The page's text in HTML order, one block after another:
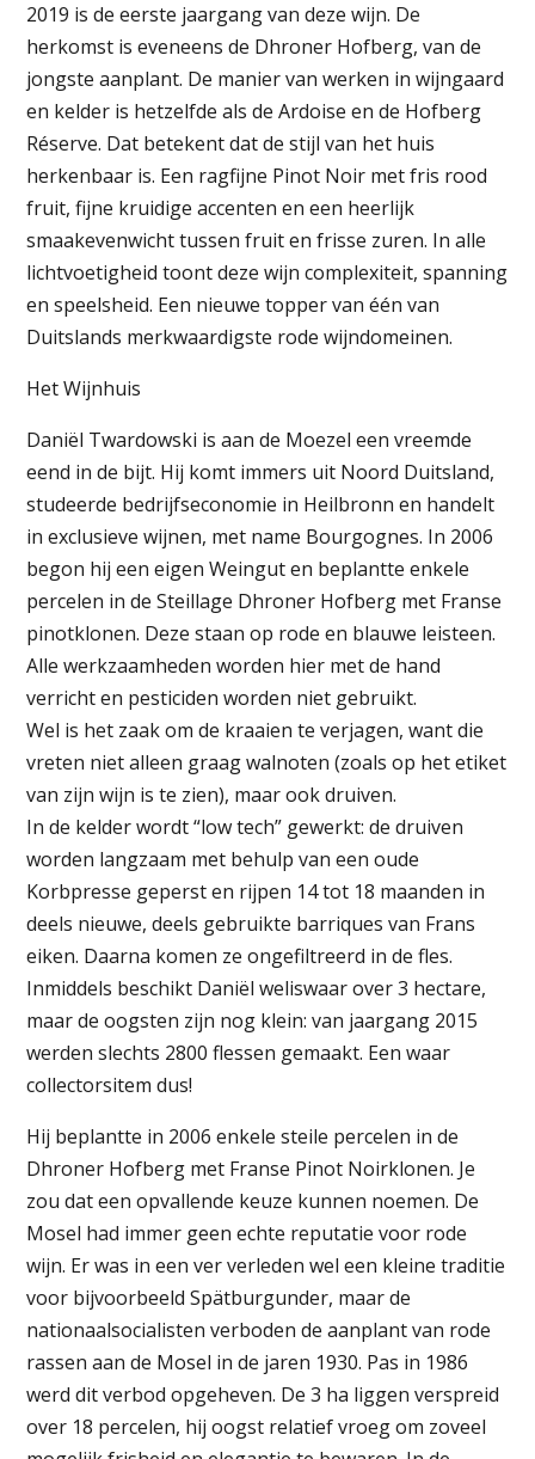
2019 is de eerste jaargang van deze wijn. De
herkomst is eveneens de Dhroner Hofberg, van de
jongste aanplant. De manier van werken in wijngaard
en kelder is hetzelfde als de Ardoise en de Hofberg
Réserve. Dat betekent dat de stijl van het huis
herkenbaar is. Een ragfijne Pinot Noir met fris rood
fruit, fijne kruidige accenten en een heerlijk
smaakevenwicht tussen fruit en frisse zuren. In alle
lichtvoetigheid toont deze wijn complexiteit, spanning
en speelsheid. Een nieuwe topper van één van
Duitslands merkwaardigste rode wijndomeinen.
Het Wijnhuis
Daniël Twardowski is aan de Moezel een vreemde
eend in de bijt. Hij komt immers uit Noord Duitsland,
studeerde bedrijfseconomie in Heilbronn en handelt
in exclusieve wijnen, met name Bourgognes. In 2006
begon hij een eigen Weingut en beplantte enkele
percelen in de Steillage Dhroner Hofberg met Franse
pinotklonen. Deze staan op rode en blauwe leisteen.
Alle werkzaamheden worden hier met de hand
verricht en pesticiden worden niet gebruikt.
Wel is het zaak om de kraaien te verjagen, want die
vreten niet alleen graag walnoten (zoals op het etiket
van zijn wijn is te zien), maar ook druiven.
In de kelder wordt “low tech” gewerkt: de druiven
worden langzaam met behulp van een oude
Korbpresse geperst en rijpen 14 tot 18 maanden in
deels nieuwe, deels gebruikte barriques van Frans
eiken. Daarna komen ze ongefiltreerd in de fles.
Inmiddels beschikt Daniël weliswaar over 3 hectare,
maar de oogsten zijn nog klein: van jaargang 2015
werden slechts 2800 flessen gemaakt. Een waar
collectorsitem dus!
Hij beplantte in 2006 enkele steile percelen in de
Dhroner Hofberg met Franse Pinot Noirklonen. Je
zou dat een opvallende keuze kunnen noemen. De
Mosel had immer geen echte reputatie voor rode
wijn. Er was in een ver verleden wel een kleine traditie
voor bijvoorbeeld Spätburgunder, maar de
nationaalsocialisten verboden de aanplant van rode
rassen aan de Mosel in de jaren 1930. Pas in 1986
werd dit verbod opgeheven. De 3 ha liggen verspreid
over 18 percelen, hij oogst relatief vroeg om zoveel